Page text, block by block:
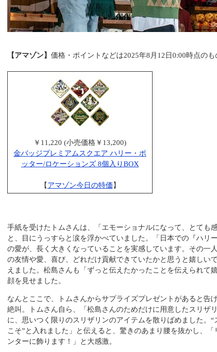
【アマゾン】 価格・ポイントなどは2025年8月12日0:00時点のも
￥11,220 (小売価格￥13,200)
金バッジプレミアムスクエア ハリー・ポ
ッター/ロケーションズ 8個入りBOX
【 アマゾン今日の特価 】
手紙を受けたトムさんは、「エモーショナルになって、とても
と、目にうっすらと涙を浮かべていました。「日本での『ハリ
の愛が、長く大きくなっていることを実感しています。その一
の友情や愛、喜び、どれだけ貢献できていたかと思うと嬉しい
えました。松島さんも「ずっと伝えたかったことを伝えられて
顔を見せました。
なんとここで、トムさんからサプライズプレゼントがあると告
絶叫。トムさん自ら、「松島さんのためだけに用意したスリザ
に、思いつく限りのスリザリンのアイテムを散りばめました。“
こそ”と入れました」と伝えると、驚きのあまり腰を抜かし、「
ンターに飾ります！」と大感激。